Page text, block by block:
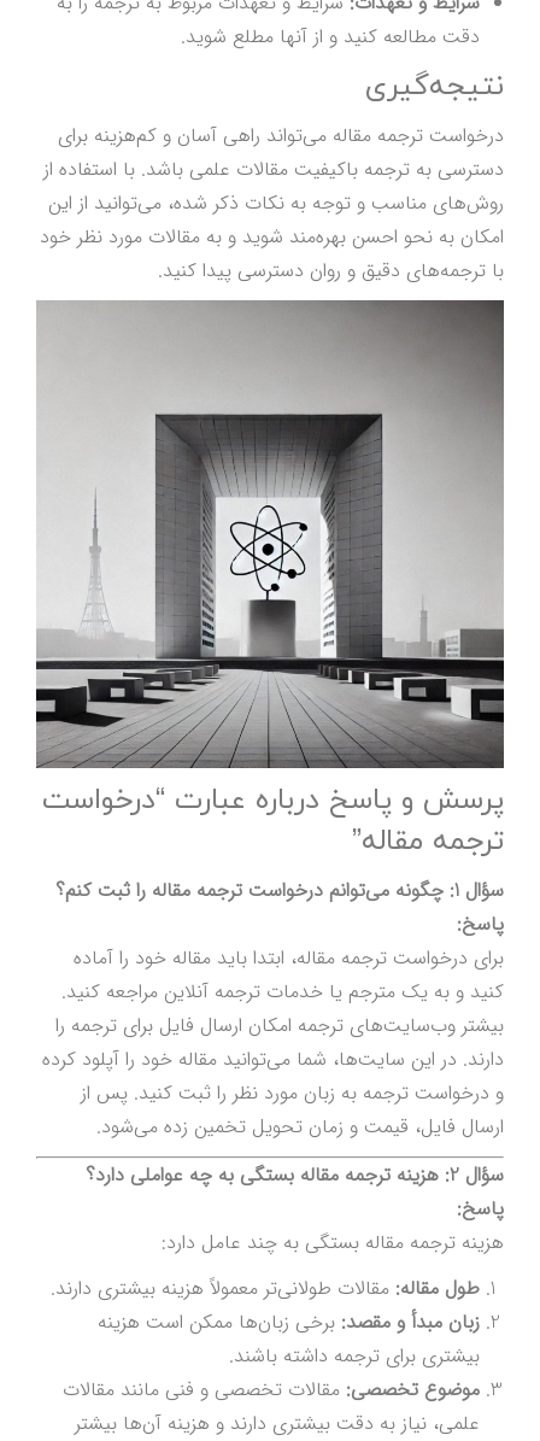
دقت مطالعه کنید و از آنها مطلع شوید.
نتیجه‌گیری
درخواست ترجمه مقاله می‌تواند راهی آسان و کم‌هزینه برای
دسترسی به ترجمه باکیفیت مقالات علمی باشد. با استفاده از
روش‌های مناسب و توجه به نکات ذکر شده، می‌توانید از این
امکان به نحو احسن بهره‌مند شوید و به مقالات مورد نظر خود
با ترجمه‌های دقیق و روان دسترسی پیدا کنید.
پرسش و پاسخ درباره عبارت “درخواست
ترجمه مقاله”
سؤال 1: چگونه می‌توانم درخواست ترجمه مقاله را ثبت کنم؟
پاسخ:
برای درخواست ترجمه مقاله، ابتدا باید مقاله خود را آماده
کنید و به یک مترجم یا خدمات ترجمه آنلاین مراجعه کنید.
بیشتر وب‌سایت‌های ترجمه امکان ارسال فایل برای ترجمه را
دارند. در این سایت‌ها، شما می‌توانید مقاله خود را آپلود کرده
و درخواست ترجمه به زبان مورد نظر را ثبت کنید. پس از
ارسال فایل، قیمت و زمان تحویل تخمین زده می‌شود.
سؤال 2: هزینه ترجمه مقاله بستگی به چه عواملی دارد؟
پاسخ:
هزینه ترجمه مقاله بستگی به چند عامل دارد:
طول مقاله: مقالات طولانی‌تر معمولاً هزینه بیشتری دارند.
زبان مبدأ و مقصد: برخی زبان‌ها ممکن است هزینه
بیشتری برای ترجمه داشته باشند.
موضوع تخصصی: مقالات تخصصی و فنی مانند مقالات
علمی، نیاز به دقت بیشتری دارند و هزینه آن‌ها بیشتر